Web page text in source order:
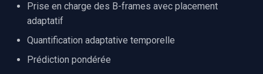
Arlo
Eufy Security
Tenda
Prise en charge des B-frames avec placement
adaptatif
Quantification adaptative temporelle
Prédiction pondérée